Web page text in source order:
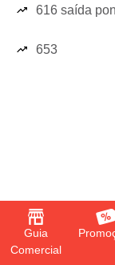
Guia
Comercial
616 saída
653